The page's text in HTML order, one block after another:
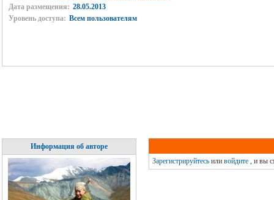
Дата размещения: 28.05.2013
Уровень доступа: Всем пользователям
Информация об авторе
Зарегистрируйтесьили войдите, и вы